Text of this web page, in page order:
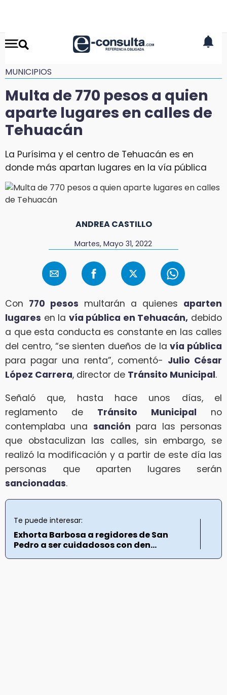
MUNICIPIOS
Multa de 770 pesos a quien
aparte lugares en calles de
Tehuacán
La Purísima y el centro de Tehuacán es en
donde más apartan lugares en la vía pública
ANDREA CASTILLO
Martes, Mayo 31, 2022
Con 770 pesos multarán a quienes aparten
lugares en la vía pública en Tehuacán, debido
a que esta conducta es constante en las calles
del centro, “se sienten dueños de lavía pública
para pagar una renta”, comentó- Julio César
López Carrera, director de Tránsito Municipal.
Señaló que, hasta hace unos días, el
reglamento de Tránsito Municipal no
contemplaba una sanción para las personas
que obstaculizan las calles, sin embargo, se
realizó la modificación y a partir de este día las
personas que aparten lugares serán
sancionadas.
Te puede interesar:
Exhorta Barbosa a regidores de San
Pedro a ser cuidadosos con den...